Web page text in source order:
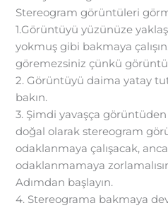
Stereogram görüntüleri
1.Görüntüyü yüzünüze
yokmuş gibi bakmaya
göremezsiniz çünkü görüntü
2. Görüntüyü daima yatay
bakın.
3. Şimdi yavaşça
doğal olarak stereogram
odaklanmaya çalışacak,
odaklanmamaya
Adımdan başlayın.
4. Stereograma bakmaya